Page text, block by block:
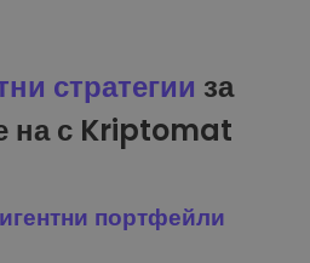
стратегии за
на с Kriptomat
портфейли